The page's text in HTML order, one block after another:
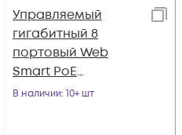
Управляемый
гигабитный 8
портовый Web
Smart PoE
коммутатор
В наличии: 10+ шт